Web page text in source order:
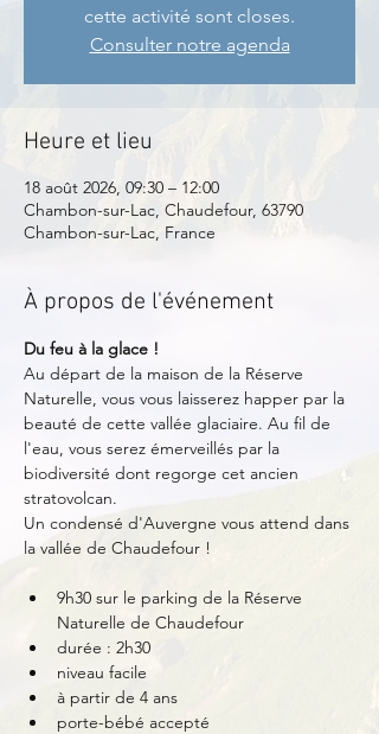
cette activité sont closes.
Consulter notre agenda
Heure et lieu
18 août 2026, 09:30 – 12:00
Chambon-sur-Lac, Chaudefour, 63790
Chambon-sur-Lac, France
À propos de l'événement
Du feu à la glace !
Au départ de la maison de la Réserve
Naturelle, vous vous laisserez happer par la
beauté de cette vallée glaciaire. Au fil de
l'eau, vous serez émerveillés par la
biodiversité dont regorge cet ancien
stratovolcan.
Un condensé d'Auvergne vous attend dans
la vallée de Chaudefour !
9h30 sur le parking de la Réserve
Naturelle de Chaudefour
durée : 2h30
niveau facile
à partir de 4 ans
porte-bébé accepté